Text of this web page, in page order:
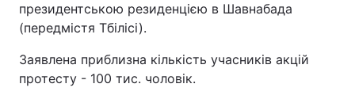
президентською резиденцією в Шавнабада
(передмістя Тбілісі).
Заявлена приблизна кількість учасників акцій
протесту - 100 тис. чоловік.